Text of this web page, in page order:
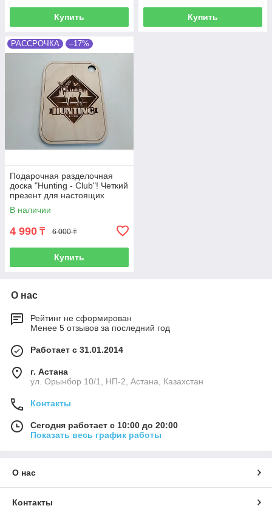
Купить Купить
РАССРОЧКА –17%
Подарочная разделочная
доска "Hunting - Club"! Четкий
презент для настоящих
мужчин.
В наличии
4 990 ₸ 6 000 ₸
Купить
О нас
Рейтинг не сформирован
Менее 5 отзывов за последний год
Работает с 31.01.2014
г. Астана
ул. Орынбор 10/1, НП-2, Астана, Казахстан
Контакты
Сегодня работает с 10:00 до 20:00
Показать весь график работы
О нас
Контакты